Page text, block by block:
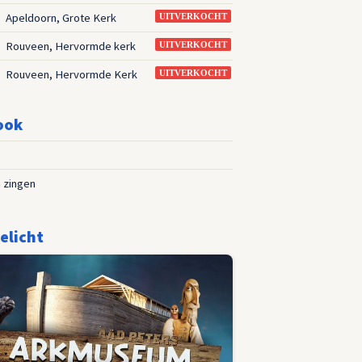
UITVERKOCHT
Apeldoorn, Grote Kerk
UITVERKOCHT
Rouveen, Hervormde kerk
UITVERKOCHT
Rouveen, Hervormde Kerk
zingen